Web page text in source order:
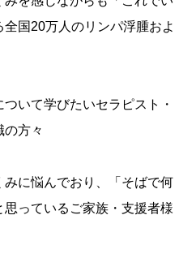
国20万人のリンパ浮腫およ
いて学びたいセラピスト・
の方々
に悩んでおり、「そばで何
っているご家族・支援者様